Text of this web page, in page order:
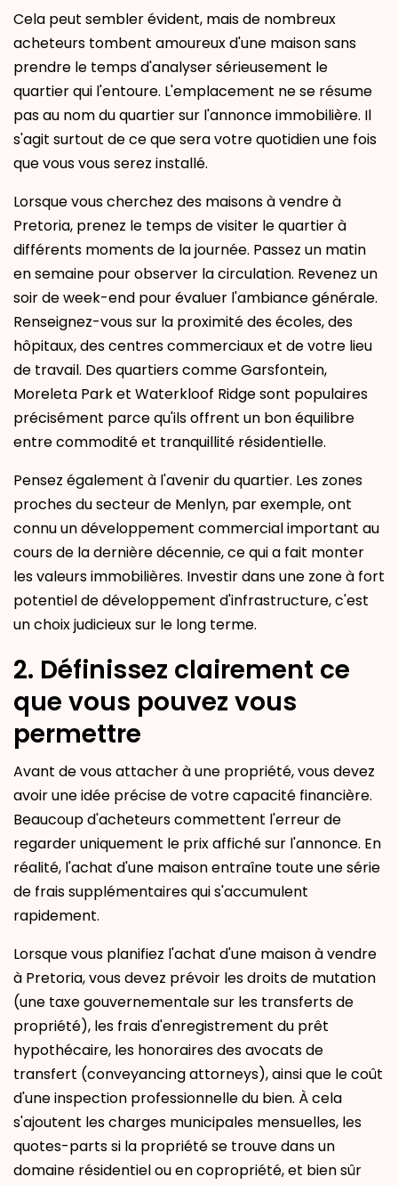
Cela peut sembler évident, mais de nombreux
acheteurs tombent amoureux d'une maison sans
prendre le temps d'analyser sérieusement le
quartier qui l'entoure. L'emplacement ne se résume
pas au nom du quartier sur l'annonce immobilière. Il
s'agit surtout de ce que sera votre quotidien une fois
que vous vous serez installé.
Lorsque vous cherchez des maisons à vendre à
Pretoria, prenez le temps de visiter le quartier à
différents moments de la journée. Passez un matin
en semaine pour observer la circulation. Revenez un
soir de week-end pour évaluer l'ambiance générale.
Renseignez-vous sur la proximité des écoles, des
hôpitaux, des centres commerciaux et de votre lieu
de travail. Des quartiers comme Garsfontein,
Moreleta Park et Waterkloof Ridge sont populaires
précisément parce qu'ils offrent un bon équilibre
entre commodité et tranquillité résidentielle.
Pensez également à l'avenir du quartier. Les zones
proches du secteur de Menlyn, par exemple, ont
connu un développement commercial important au
cours de la dernière décennie, ce qui a fait monter
les valeurs immobilières. Investir dans une zone à fort
potentiel de développement d'infrastructure, c'est
un choix judicieux sur le long terme.
2. Définissez clairement ce
que vous pouvez vous
permettre
Avant de vous attacher à une propriété, vous devez
avoir une idée précise de votre capacité financière.
Beaucoup d'acheteurs commettent l'erreur de
regarder uniquement le prix affiché sur l'annonce. En
réalité, l'achat d'une maison entraîne toute une série
de frais supplémentaires qui s'accumulent
rapidement.
Lorsque vous planifiez l'achat d'une maison à vendre
à Pretoria, vous devez prévoir les droits de mutation
(une taxe gouvernementale sur les transferts de
propriété), les frais d'enregistrement du prêt
hypothécaire, les honoraires des avocats de
transfert (conveyancing attorneys), ainsi que le coût
d'une inspection professionnelle du bien. À cela
s'ajoutent les charges municipales mensuelles, les
quotes-parts si la propriété se trouve dans un
domaine résidentiel ou en copropriété, et bien sûr